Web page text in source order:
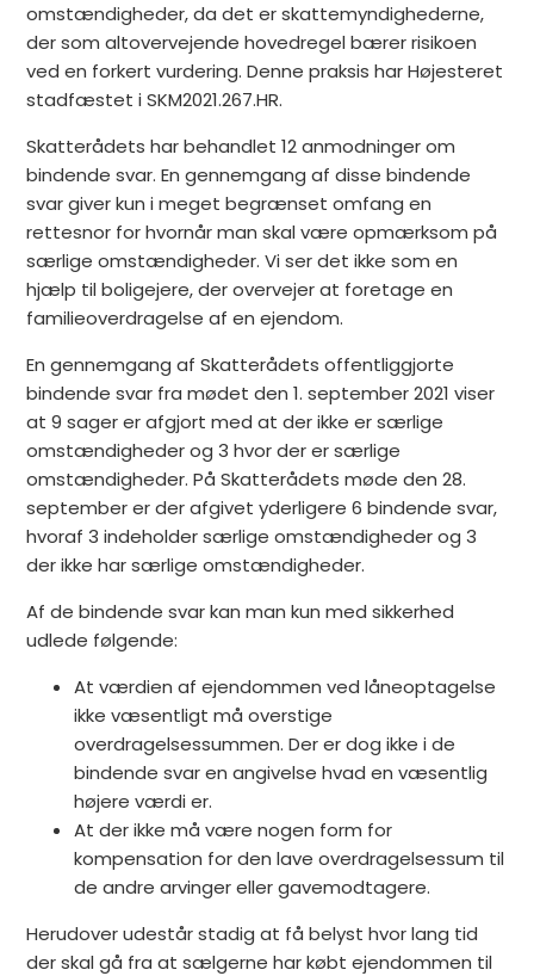
omstændigheder, da det er skattemyndighederne,
der som altovervejende hovedregel bærer risikoen
ved en forkert vurdering. Denne praksis har Højesteret
stadfæstet i SKM2021.267.HR.
Skatterådets har behandlet 12 anmodninger om
bindende svar. En gennemgang af disse bindende
svar giver kun i meget begrænset omfang en
rettesnor for hvornår man skal være opmærksom på
særlige omstændigheder. Vi ser det ikke som en
hjælp til boligejere, der overvejer at foretage en
familieoverdragelse af en ejendom.
En gennemgang af Skatterådets offentliggjorte
bindende svar fra mødet den 1. september 2021 viser
at 9 sager er afgjort med at der ikke er særlige
omstændigheder og 3 hvor der er særlige
omstændigheder. På Skatterådets møde den 28.
september er der afgivet yderligere 6 bindende svar,
hvoraf 3 indeholder særlige omstændigheder og 3
der ikke har særlige omstændigheder.
Af de bindende svar kan man kun med sikkerhed
udlede følgende:
At værdien af ejendommen ved låneoptagelse
ikke væsentligt må overstige
overdragelsessummen. Der er dog ikke i de
bindende svar en angivelse hvad en væsentlig
højere værdi er.
At der ikke må være nogen form for
kompensation for den lave overdragelsessum til
de andre arvinger eller gavemodtagere.
Herudover udestår stadig at få belyst hvor lang tid
der skal gå fra at sælgerne har købt ejendommen til